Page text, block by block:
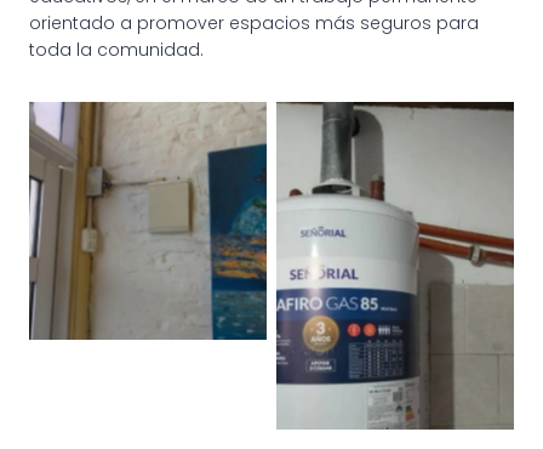
orientado a promover espacios más seguros para
toda la comunidad.